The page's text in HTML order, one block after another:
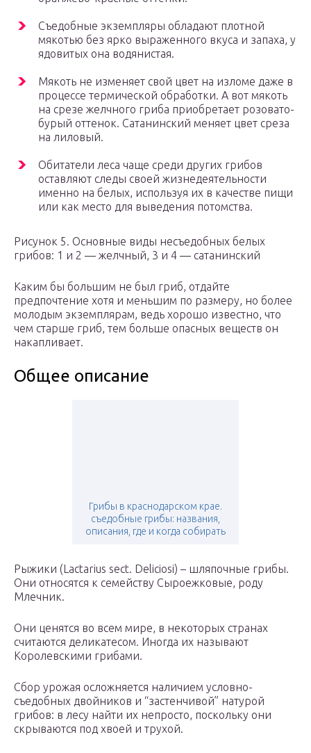
Съедобные экземпляры обладают плотной
мякотью без ярко выраженного вкуса и запаха, у
ядовитых она водянистая.
Мякоть не изменяет свой цвет на изломе даже в
процессе термической обработки. А вот мякоть
на срезе желчного гриба приобретает розовато-
бурый оттенок. Сатанинский меняет цвет среза
на лиловый.
Обитатели леса чаще среди других грибов
оставляют следы своей жизнедеятельности
именно на белых, используя их в качестве пищи
или как место для выведения потомства.
Рисунок 5. Основные виды несъедобных белых
грибов: 1 и 2 — желчный, 3 и 4 — сатанинский
Каким бы большим не был гриб, отдайте
предпочтение хотя и меньшим по размеру, но более
молодым экземплярам, ведь хорошо известно, что
чем старше гриб, тем больше опасных веществ он
накапливает.
Общее описание
Грибы в краснодарском крае.
съедобные грибы: названия,
описания, где и когда собирать
Рыжики (Lactarius sect. Deliciosi) – шляпочные грибы.
Они относятся к семейству Сыроежковые, роду
Млечник.
Они ценятся во всем мире, в некоторых странах
считаются деликатесом. Иногда их называют
Королевскими грибами.
Сбор урожая осложняется наличием условно-
съедобных двойников и “застенчивой” натурой
грибов: в лесу найти их непросто, поскольку они
скрываются под хвоей и трухой.